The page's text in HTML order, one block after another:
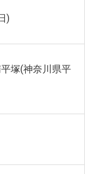
)
塚(神奈川県平